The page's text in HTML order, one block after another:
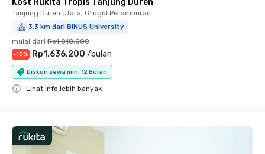
Kost Rukita Tropis Tanjung Duren
Tanjung Duren Utara, Grogol Petamburan
3.3 km dari BINUS University
mulai dari Rp1.818.000
-10% Rp1.636.200 /bulan
Diskon sewa min. 12 Bulan
Lihat info lebih banyak